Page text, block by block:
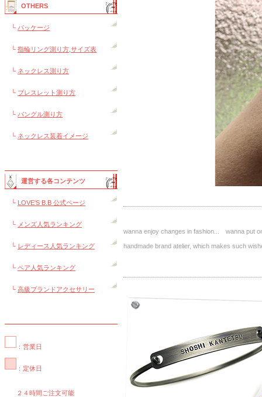
OTHERS
└ パッケージ
└ 指輪リング測り方,サイズ表
└ ネックレス測り方
└ ブレスレット測り方
└ バングル測り方
└ ネックレス装着イメージ
運営する各コンテンツ
└ LOVE'S B.B 公式ページ
└ メンズ人気ランキング
└ レディース人気ランキング
└ ペア人気ランキング
└ 高級ブランドアクセサリー
：営業日
：定休日
２４時間ご注文可能
wanna enjoy changes in fashion... wanna put
handmade brand atelier, which makes such